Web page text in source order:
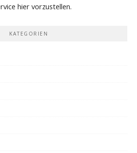
hier vorzustellen.
KATEGORIEN